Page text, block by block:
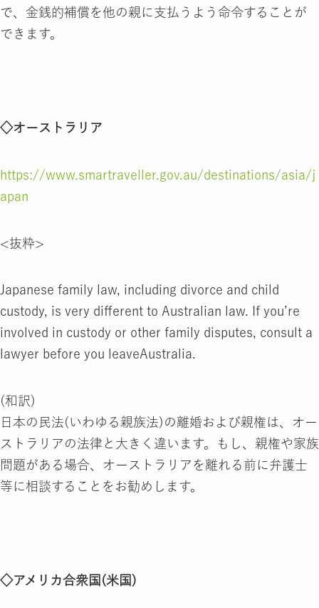
で、金銭的補償を他の親に支払うよう命令することが
できます。
◇オーストラリア
https://www.smartraveller.gov.au/destinations/asia/j
apan
<抜粋>
Japanese family law, including divorce and child
custody, is very different to Australian law. If you’re
involved in custody or other family disputes, consult a
lawyer before you leaveAustralia.
(和訳)
日本の民法(いわゆる親族法)の離婚および親権は、オー
ストラリアの法律と大きく違います。もし、親権や家族
問題がある場合、オーストラリアを離れる前に弁護士
等に相談することをお勧めします。
◇アメリカ合衆国(米国)